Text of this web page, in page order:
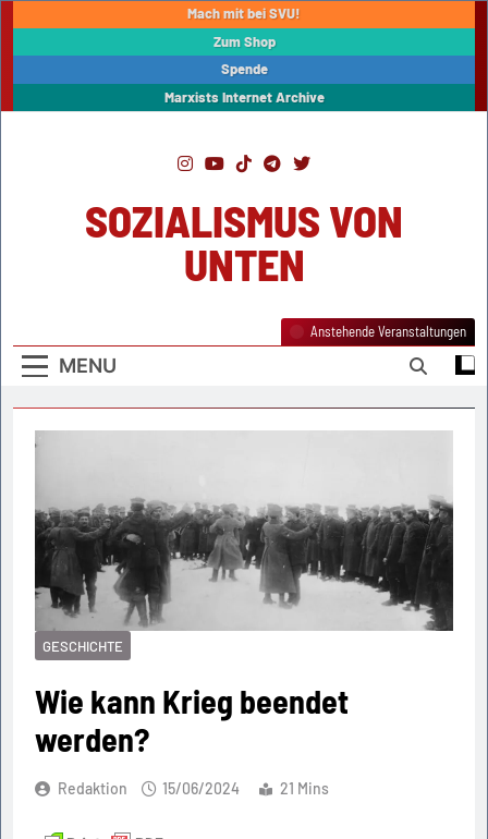
Mach mit bei SVU!
Zum Shop
Spende
Marxists Internet Archive
SOZIALISMUS VON
UNTEN
MENU
Anstehende Veranstaltungen
GESCHICHTE
Wie kann Krieg beendet
werden?
Redaktion 15/06/2024 21 Mins